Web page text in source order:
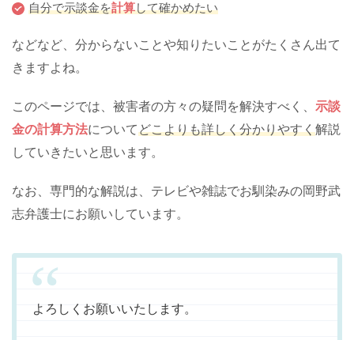
自分で示談金を計算して確かめたい
などなど、分からないことや知りたいことがたくさん出て
きますよね。
このページでは、被害者の方々の疑問を解決すべく、 示談
金の計算方法についてどこよりも詳しく分かりやすく解説
していきたいと思います。
なお、専門的な解説は、テレビや雑誌でお馴染みの岡野武
志弁護士にお願いしています。
よろしくお願いいたします。